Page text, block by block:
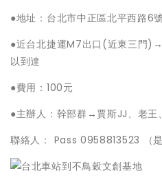
●地址：台北市中正區北平西路6
●近台北捷運M7出口(近東三門
以到達
●費用：100元
●主辦人：幹部群→賈斯JJ、老王
聯絡人： Pass 0958813523 （